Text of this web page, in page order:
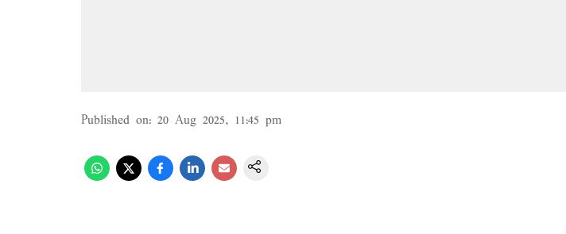
Published on: 20 Aug 2025, 11:45 pm